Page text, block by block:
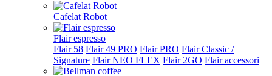
Cafelat Robot
Flair espresso
Flair 58 Flair 49 PRO Flair PRO Flair Classic /
Signature Flair NEO FLEX Flair 2GO Flair accessori